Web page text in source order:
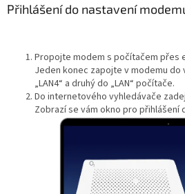
Přihlášení do nastavení
Propojte modem s počítačem přes
Jeden konec zapojte v modemu do
„LAN4“ a druhý do „LAN“ počítače.
Do internetového vyhledávače
Zobrazí se vám okno pro přihlášení